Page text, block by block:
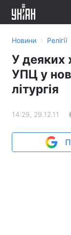
Новини › Релігії
У деяких
УПЦ у
літургія
14:29, 29.12.11